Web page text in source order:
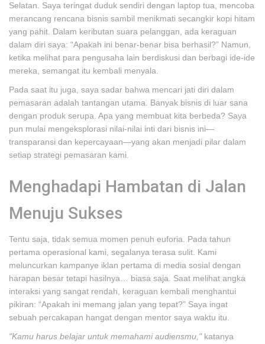
Selatan. Saya teringat duduk sendiri dengan laptop tua, mencoba
merancang rencana bisnis sambil menikmati secangkir kopi hitam
yang pahit. Dalam keributan suara pelanggan, ada keraguan
dalam diri saya: “Apakah ini benar-benar bisa berhasil?” Namun,
ketika melihat para pengusaha lain berdiskusi dan berbagi ide-ide
mereka, semangat itu kembali menyala.
Pada saat itu juga, saya sadar bahwa mencari jati diri dalam
pemasaran adalah tantangan utama. Banyak bisnis di luar sana
dengan produk serupa. Apa yang membuat kita berbeda? Saya
pun mulai mengeksplorasi nilai-nilai inti dari bisnis ini—
transparansi dan kepercayaan—yang akan menjadi pilar dalam
setiap strategi pemasaran kami.
Menghadapi Hambatan di Jalan
Menuju Sukses
Tentu saja, tidak semua momen penuh euforia. Pada tahun
pertama operasional kami, segalanya terasa sulit. Kami
meluncurkan kampanye iklan pertama di media sosial dengan
harapan besar tetapi hasilnya… biasa saja. Saat melihat angka
interaksi yang sangat rendah, keraguan kembali menghantui
pikiran: “Apakah ini memang jalan yang tepat?” Saya ingat
sebuah percakapan hangat dengan mentor saya waktu itu.
"Kamu harus belajar untuk memahami audiensmu,"katanya